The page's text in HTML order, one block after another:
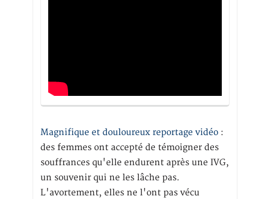
Magnifique et douloureux reportage vidéo :
des femmes ont accepté de témoigner des
souffrances qu'elle endurent après une IVG,
un souvenir qui ne les lâche pas.
L'avortement, elles ne l'ont pas vécu